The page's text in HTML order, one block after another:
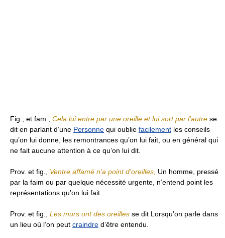
Fig., et fam., Cela lui entre par une oreille et lui sort par l’autre se
dit en parlant d’une Personne qui oublie facilement les conseils
qu’on lui donne, les remontrances qu’on lui fait, ou en général qui
ne fait aucune attention à ce qu’on lui dit.
Prov. et fig., Ventre affamé n’a point d’oreilles, Un homme, pressé
par la faim ou par quelque nécessité urgente, n’entend point les
représentations qu’on lui fait.
Prov. et fig., Les murs ont des oreilles se dit Lorsqu’on parle dans
un lieu où l’on peut craindre d’être entendu.